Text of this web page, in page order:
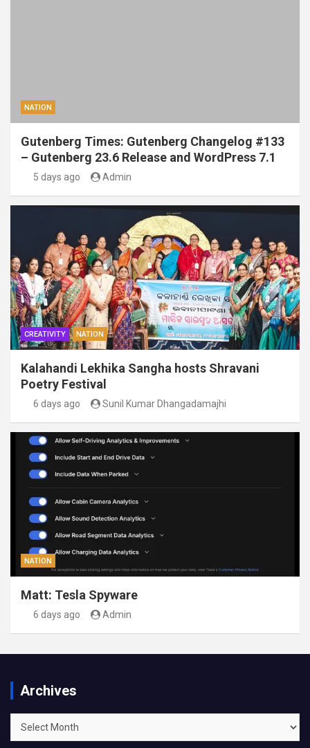
NATION
Gutenberg Times: Gutenberg Changelog #133
– Gutenberg 23.6 Release and WordPress 7.1
5 days ago Admin
CREATIVITY NATION
Kalahandi Lekhika Sangha hosts Shravani
Poetry Festival
6 days ago Sunil Kumar Dhangadamajhi
NATION
Matt: Tesla Spyware
6 days ago Admin
Archives
Archives